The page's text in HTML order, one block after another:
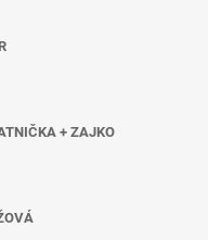
+ ZAJKO